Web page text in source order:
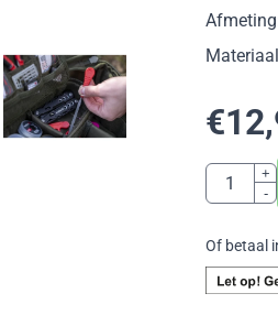
€
Aantal
+
-
Of betaal